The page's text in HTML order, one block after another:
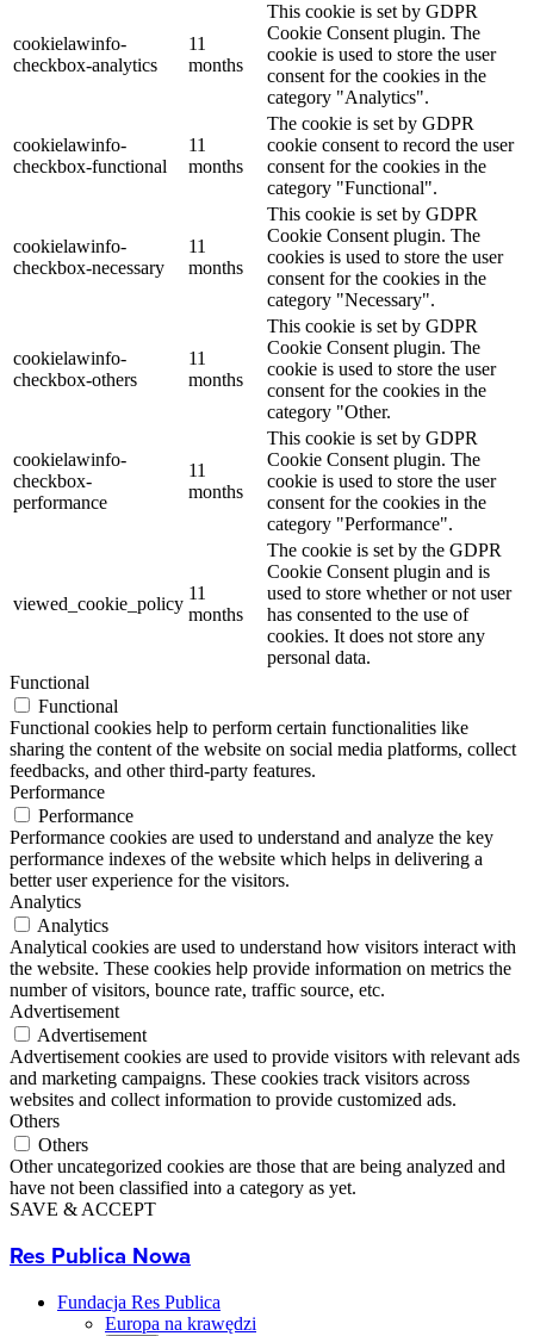
cookielawinfo-
checkbox-analytics
11
months
This cookie is set by GDPR
Cookie Consent plugin. The
cookie is used to store the user
consent for the cookies in the
category "Analytics".
cookielawinfo-
checkbox-functional
11
months
The cookie is set by GDPR
cookie consent to record the user
consent for the cookies in the
category "Functional".
cookielawinfo-
checkbox-necessary
11
months
This cookie is set by GDPR
Cookie Consent plugin. The
cookies is used to store the user
consent for the cookies in the
category "Necessary".
cookielawinfo-
checkbox-others
11
months
This cookie is set by GDPR
Cookie Consent plugin. The
cookie is used to store the user
consent for the cookies in the
category "Other.
cookielawinfo-
checkbox-
performance
11
months
This cookie is set by GDPR
Cookie Consent plugin. The
cookie is used to store the user
consent for the cookies in the
category "Performance".
viewed_cookie_policy
11
months
The cookie is set by the GDPR
Cookie Consent plugin and is
used to store whether or not user
has consented to the use of
cookies. It does not store any
personal data.
Functional
Functional
Functional cookies help to perform certain functionalities like
sharing the content of the website on social media platforms, collect
feedbacks, and other third-party features.
Performance
Performance
Performance cookies are used to understand and analyze the key
performance indexes of the website which helps in delivering a
better user experience for the visitors.
Analytics
Analytics
Analytical cookies are used to understand how visitors interact with
the website. These cookies help provide information on metrics the
number of visitors, bounce rate, traffic source, etc.
Advertisement
Advertisement
Advertisement cookies are used to provide visitors with relevant ads
and marketing campaigns. These cookies track visitors across
websites and collect information to provide customized ads.
Others
Others
Other uncategorized cookies are those that are being analyzed and
have not been classified into a category as yet.
SAVE & ACCEPT
Res Publica Nowa
Fundacja Res Publica
Europa na krawędzi